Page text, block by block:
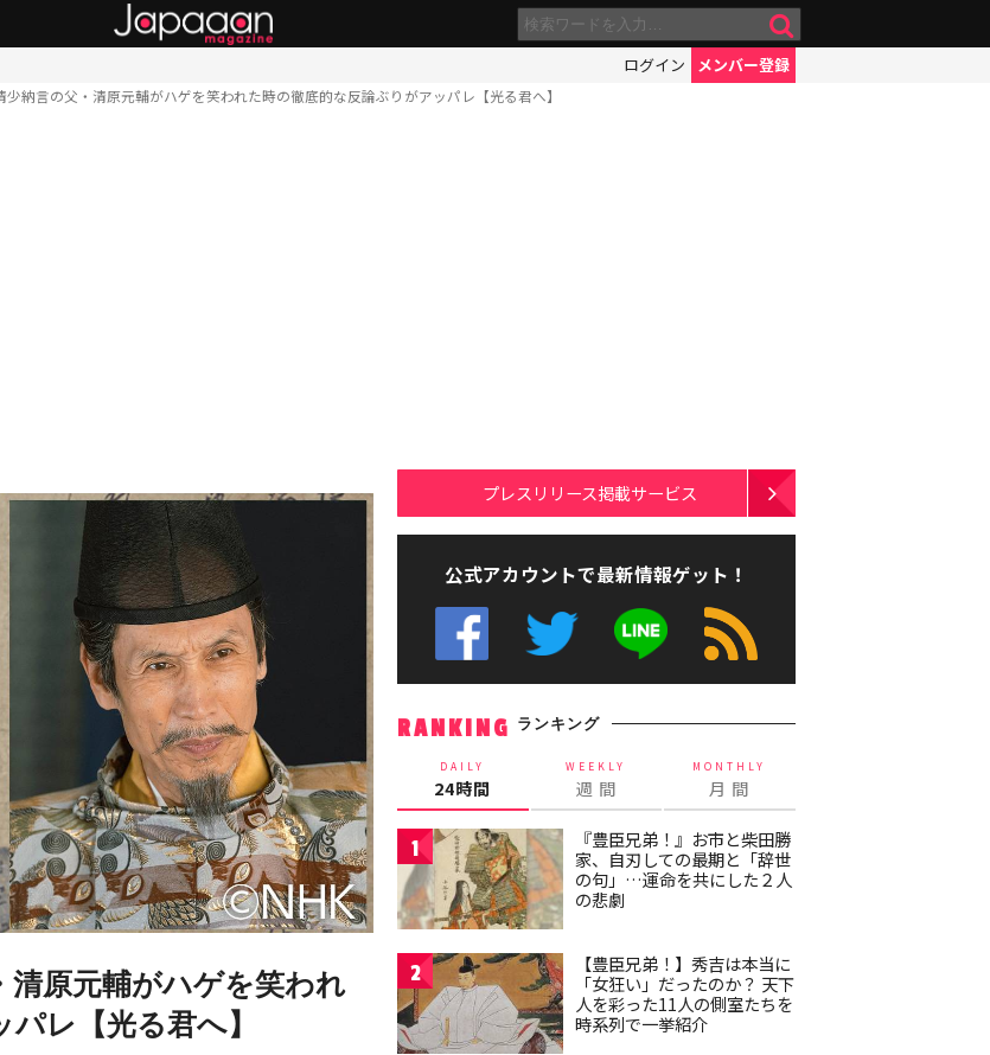
ログイン メンバー登録
少納言の父・清原元輔がハゲを笑われた時の徹底的な反論ぶりがアッパレ【光る君へ】
原元輔がハゲを笑われ
レ【光る君へ】
プレスリリース掲載サービス
公式アカウントで最新情報ゲット！
RANKING ランキング
DAILY
24時間
WEEKLY
週 間
MONTHLY
月 間
1
『豊臣兄弟！』お市と柴田勝
家、自刃しての最期と「辞世
の句」…運命を共にした２人
の悲劇
2
【豊臣兄弟！】秀吉は本当に
「女狂い」だったのか？ 天下
人を彩った11人の側室たちを
時系列で一挙紹介